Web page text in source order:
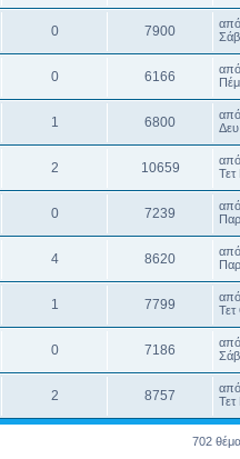
0 7900 από
0 6166 από
1 6800 από
2 10659 από
0 7239 από
4 8620 από
1 7799 από
0 7186 από
2 8757 από
702